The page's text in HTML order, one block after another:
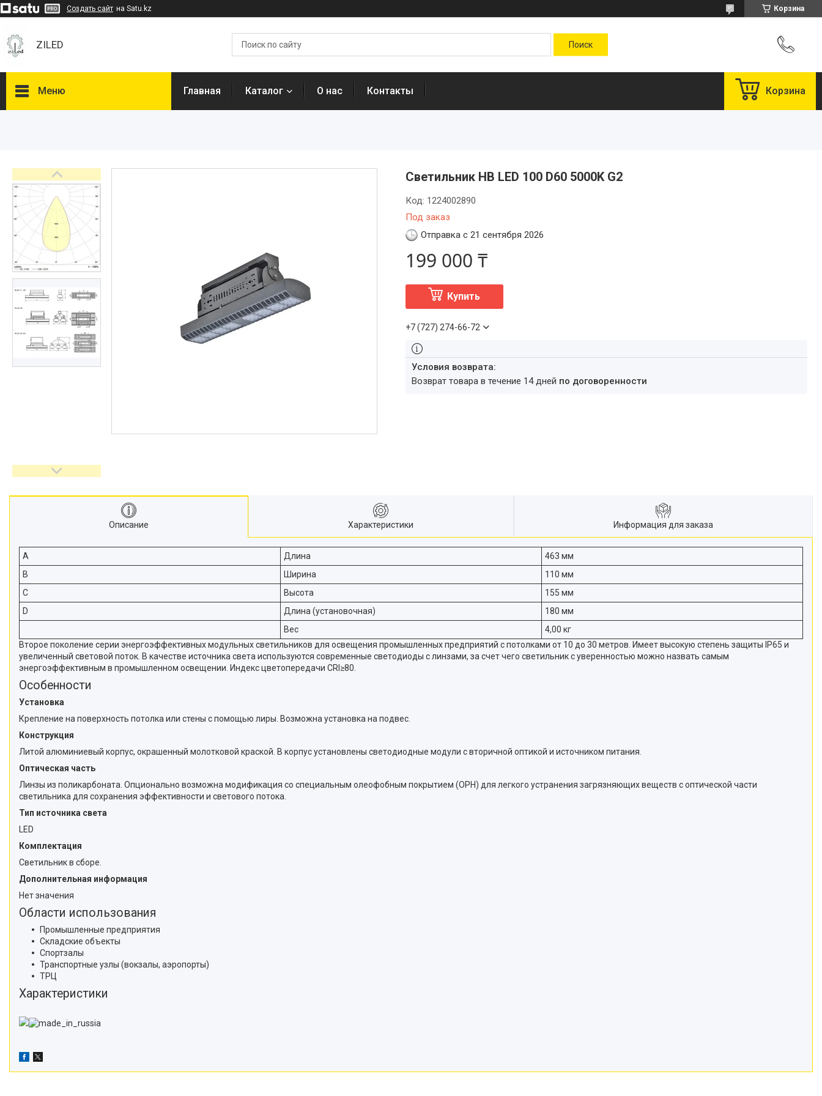
Создать сайт на Satu.kz Корзина
ZILED
Меню
ФАРЛАЙТ
NLCO
INNOLUX
Отзывы
Главная Каталог О нас Контакты Корзина
Светильник HB LED 100 D60 5000K G2
Под заказ
Код: 1224002890
Отправка с 21 сентября 2026
199 000 ₸
Купить
+7 (727) 274-66-72
возврат товара в течение 14 дней по договоренности
Описание Характеристики Информация для заказа
A Длина
463 мм
B
Ширина
110 мм
C
Высота
155 мм
D
Длина (установочная)
180 мм
Вес
4,00 кг
Второе поколение серии энергоэффективных модульных светильников для освещения промышленных предприятий с потолками от 10 до 30 метров. Имеет высокую степень защиты IP65 и
увеличенный световой поток. В качестве источника света используются современные светодиоды с линзами, за счет чего светильник с уверенностью можно назвать самым
энергоэффективным в промышленном освещении. Индекс цветопередачи CRI≥80.
Особенности
Установка
Крепление на поверхность потолка или стены с помощью лиры. Возможна установка на подвес.
Конструкция
Литой алюминиевый корпус, окрашенный молотковой краской. В корпус установлены светодиодные модули с вторичной оптикой и источником питания.
Оптическая часть
Линзы из поликарбоната. Опционально возможна модификация со специальным олеофобным покрытием (OPH) для легкого устранения загрязняющих веществ с оптической части
светильника для сохранения эффективности и светового потока.
Тип источника света
LED
Комплектация
Светильник в сборе.
Дополнительная информация
Нет значения
Области использования
Промышленные предприятия
Складские объекты
Спортзалы
Транспортные узлы (вокзалы, аэропорты)
ТРЦ
Характеристики